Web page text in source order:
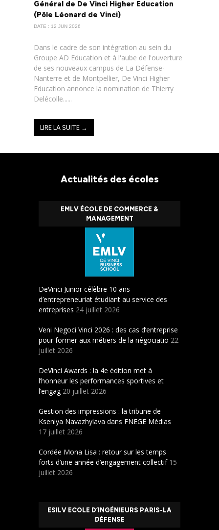
Général de De Vinci Higher Education
(Pôle Léonard de Vinci)
DATE : 12 JUN 2026
Dans le cadre de son intégration au sein du
Groupe AD Education et à l'aube de l'ouverture
de ses nouveaux campus de La Défense-
Nanterre et de Montpellier, De Vinci Higher
Education annonce la nomination de Thierry
Delécolle......
LIRE LA SUITE →
Actualités des écoles
EMLV ÉCOLE DE COMMERCE &
MANAGEMENT
DeVinci Junior célèbre 10 ans
d’entrepreneuriat étudiant au service des
entreprises 24 juillet 2026
Veni Negoci Vinci 2026 : des cas d’entreprise
pour former aux métiers de la négociatio 22
juillet 2026
DeVinci Awards : la 4e édition met à
l’honneur les performances sportives et
l’engag 20 juillet 2026
Gestion des impressions : la tribune de
Kseniya Navazhylava dans FNEGE Médias
17 juillet 2026
Cordée Mona Lisa : retour sur les temps
forts d’une année d’engagement collectif 15
juillet 2026
ESILV ECOLE D’INGÉNIEURS PARIS-LA
DÉFENSE